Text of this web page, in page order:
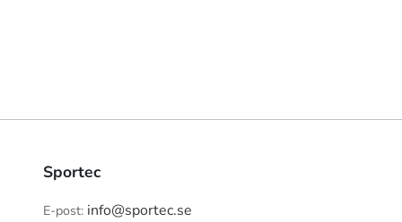
Sportec
E-post: info@sportec.se